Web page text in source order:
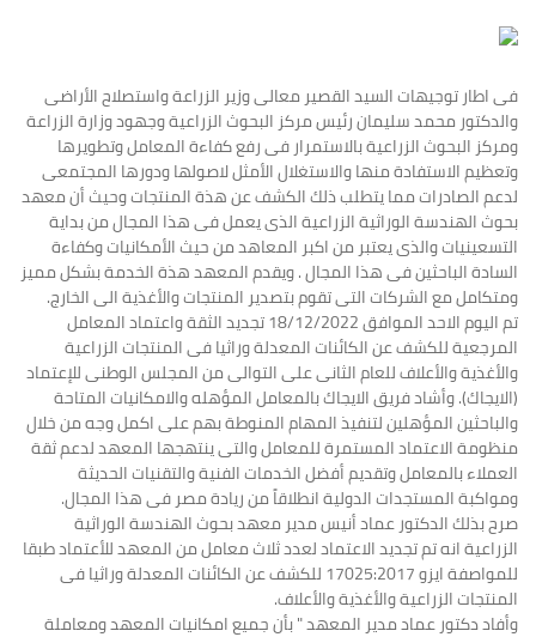
فى اطار توجيهات السيد القصير معالى وزير الزراعة واستصلاح الأراضى
والدكتور محمد سليمان رئيس مركز البحوث الزراعية وجهود وزارة الزراعة
ومركز البحوث الزراعية بالاستمرار فى رفع كفاءة المعامل وتطويرها
وتعظيم الاستفادة منها والاستغلال الأمثل لاصولها ودورها المجتمعى
لدعم الصادرات مما يتطلب ذلك الكشف عن هذة المنتجات وحيث أن معهد
بحوث الهندسة الوراثية الزراعية الذى يعمل فى هذا المجال من بداية
التسعينيات والذى يعتبر من اكبر المعاهد من حيث الأمكانيات وكفاءة
السادة الباحثين فى هذا المجال . ويقدم المعهد هذة الخدمة بشكل مميز
ومتكامل مع الشركات التى تقوم بتصدير المنتجات والأغذية الى الخارج.
تم اليوم الاحد الموافق 18/12/2022 تجديد الثقة واعتماد المعامل
المرجعية للكشف عن الكائنات المعدلة وراثيا فى المنتجات الزراعية
والأغذية والأعلاف للعام الثانى على التوالى من المجلس الوطنى للإعتماد
(الايجاك). وأشاد فريق الايجاك بالمعامل المؤهله والامكانيات المتاحة
والباحثين المؤهلين لتنفيذ المهام المنوطة بهم على اكمل وجه من خلال
منظومة الاعتماد المستمرة للمعامل والتى ينتهجها المعهد لدعم ثقة
العملاء بالمعامل وتقديم أفضل الخدمات الفنية والتقنيات الحديثة
ومواكبة المستجدات الدولية انطلاقاً من ريادة مصر فى هذا المجال.
صرح بذلك الدكتور عماد أنيس مدير معهد بحوث الهندسة الوراثية
الزراعية انه تم تجديد الاعتماد لعدد ثلاث معامل من المعهد للأعتماد طبقا
للمواصفة ايزو 17025:2017 للكشف عن الكائنات المعدلة وراثيا فى
المنتجات الزراعية والأغذية والأعلاف.
وأفاد دكتور عماد مدير المعهد " بأن جميع امكانيات المعهد ومعاملة